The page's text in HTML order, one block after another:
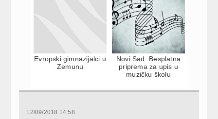
Evropski gimnazijalci u
Zemunu
Novi Sad: Besplatna
priprema za upis u
muzičku školu
12/09/2018 14:58